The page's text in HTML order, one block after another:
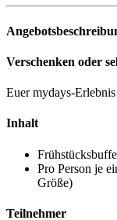
Verschenken oder
Euer mydays-
Inhalt
Pro Person je
Größe)
Teilnehmer